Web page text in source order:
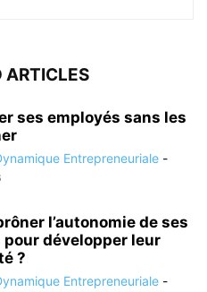
ARTICLES
ses employés sans les
Entrepreneuriale -
l’autonomie de ses
pour développer leur
?
Entrepreneuriale -